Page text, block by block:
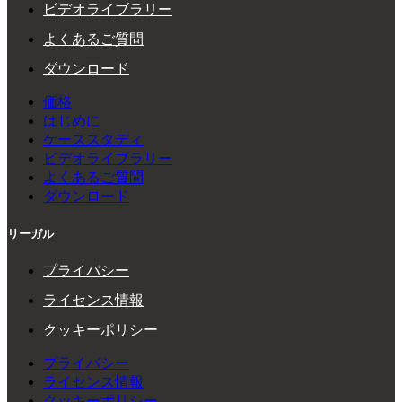
ビデオライブラリー
よくあるご質問
ダウンロード
価格
はじめに
ケーススタディ
ビデオライブラリー
よくあるご質問
ダウンロード
リーガル
プライバシー
ライセンス情報
クッキーポリシー
プライバシー
ライセンス情報